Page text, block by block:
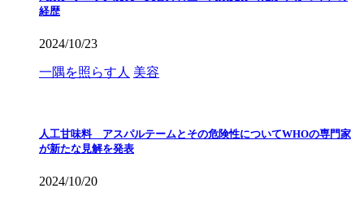
経歴
2024/10/23
一隅を照らす人 美容
人工甘味料 アスパルテームとその危険性についてWHOの専門家
が新たな見解を発表
2024/10/20